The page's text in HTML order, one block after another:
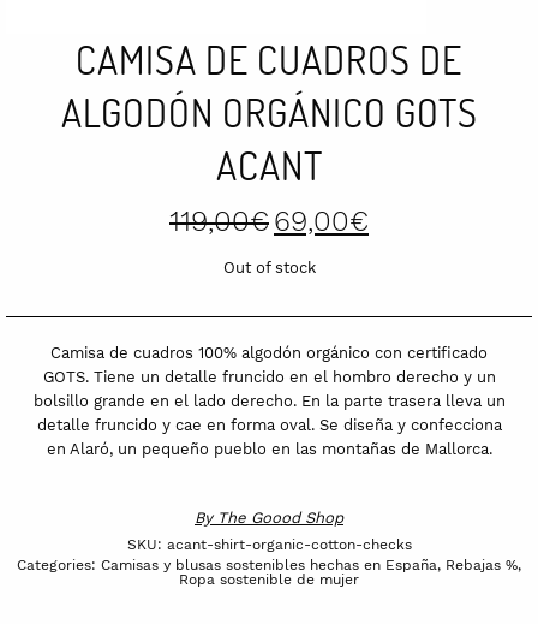
CAMISA DE CUADROS DE
ALGODÓN ORGÁNICO GOTS
ACANT
119,00€ Original
price
69,00€price
Out of stock
Camisa de cuadros 100% algodón orgánico con certificado
GOTS. Tiene un detalle fruncido en el hombro derecho y un
bolsillo grande en el lado derecho. En la parte trasera lleva un
detalle fruncido y cae en forma oval. Se diseña y confecciona
en Alaró, un pequeño pueblo en las montañas de Mallorca.
By The Goood Shop
SKU: acant-shirt-organic-cotton-checks
Categories: Camisas y blusas sostenibles hechas en España, Rebajas %,
Ropa sostenible de mujer